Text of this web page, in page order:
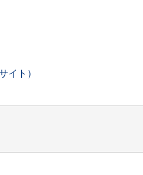
イト）